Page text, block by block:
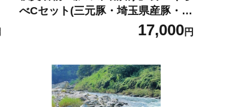
べCセット(三元豚・埼玉県産豚・鹿
児島県産黒豚)900g【1200009】
17,000円